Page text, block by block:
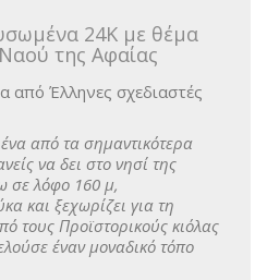
24K με θέμα
της Αφαίας
από Έλληνες σχεδιαστές
από τα σημαντικότερα
να δει στο νησί της
σε λόφο 160 μ,
και ξεχωρίζει για τη
τους Προϊστορικούς κιόλας
έναν μοναδικό τόπο